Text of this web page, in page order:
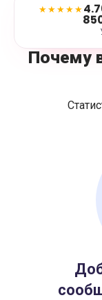
★★★★★
Почему